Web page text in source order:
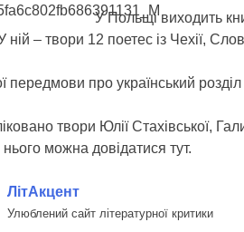
У Польщі виходить
ній – твори 12 поетес із Чехії,
передмови про український
твори Юлії Стахівської,
можна довідатися тут.
ЛітАкцент
Улюблений сайт літературної критики